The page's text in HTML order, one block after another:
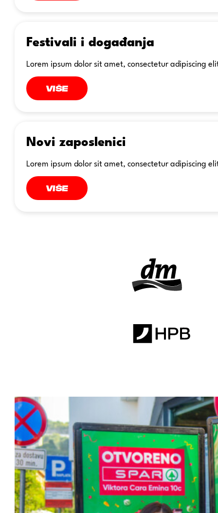
Festivali i događanja
Lorem ipsum dolor sit amet, consectetur adipiscing
Više
Novi zaposlenici
Lorem ipsum dolor sit amet, consectetur adipiscing
Više